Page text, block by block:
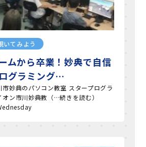
いてみよう
ムから卒業！妙典で自信
グラミング…
市妙典のパソコン教室 スタープログラ
オン市川妙典教（…続きを読む）